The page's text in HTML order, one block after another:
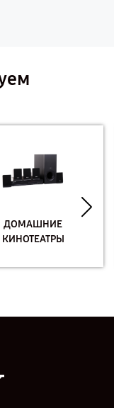
ДОМАШНИЕ
КИНОТЕАТРЫ